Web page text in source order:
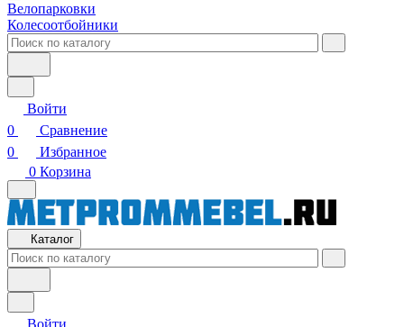
Велопарковки
Колесоотбойники
Войти
0
Сравнение
0
Избранное
0 Корзина
Каталог
Войти